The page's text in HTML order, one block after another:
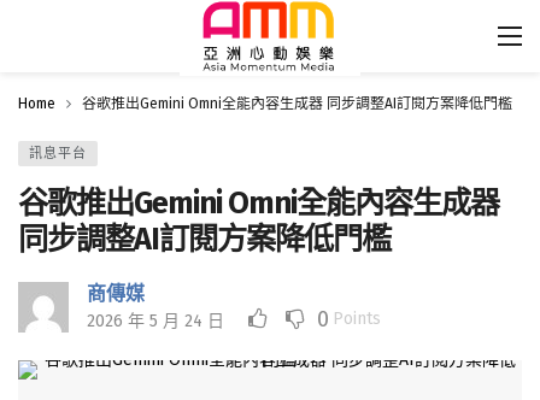
Home 谷歌推出Gemini Omni全能內容生成器 同步調整AI訂閱方案降低門檻
訊息平台
谷歌推出Gemini Omni全能內容生成器
同步調整AI訂閱方案降低門檻
商傳媒
2026 年 5 月 24 日 0 Points